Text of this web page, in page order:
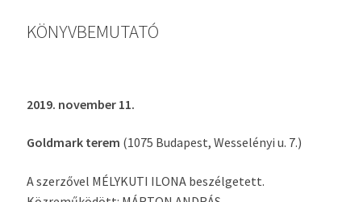
KÖNYVBEMUTATÓ
2019. november 11.
Goldmark terem (1075 Budapest, Wesselényi u. 7.)
A szerzővel MÉLYKUTI ILONA beszélgetett.